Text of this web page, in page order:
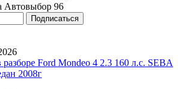
Автовыбор 96
Ford Mondeo 4 2.3 160 л.с. SEBA
2008г